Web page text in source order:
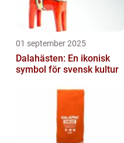
01 september 2025
Dalahästen: En ikonisk
symbol för svensk kultur